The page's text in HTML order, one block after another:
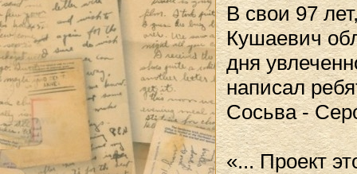
В свои 97
Кушаевич
дня
написал
Сосьва -
«... Проект